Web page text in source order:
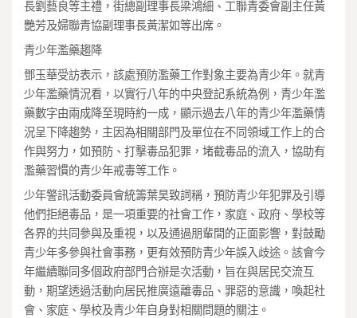
長劉藝良等主禮，街總副理事長梁鴻細、工聯青委會副主任黃
艷芳及婦聯青協副理事長黃潔如等出席。
青少年濫藥趨降
鄧玉華受訪表示，該處預防濫藥工作對象主要為青少年。就青
少年濫藥情況看，以實行八年的中央登記系統為例，青少年濫
藥數字由兩成降至現時約一成，顯示過去八年的青少年濫藥情
況呈下降趨勢，主因為相關部門及單位在不同領域工作上的合
作與努力，如預防、打擊毒品犯罪，堵截毒品的流入，協助有
濫藥習慣的青少年戒毒等工作。
少年警訊活動委員會統籌葉昊致詞稱，預防青少年犯罪及引導
他們拒絕毒品，是一項重要的社會工作，家庭、政府、學校等
各界的共同參與及重視，以及通過朋輩間的正面影響，對鼓勵
青少年多參與社會事務，更有效預防青少年誤入歧途。該會今
年繼續聯同多個政府部門合辦是次活動，旨在與居民交流互
動，期望透過活動向居民推廣遠離毒品、罪惡的意識，喚起社
會、家庭、學校及青少年自身對相關問題的關注。